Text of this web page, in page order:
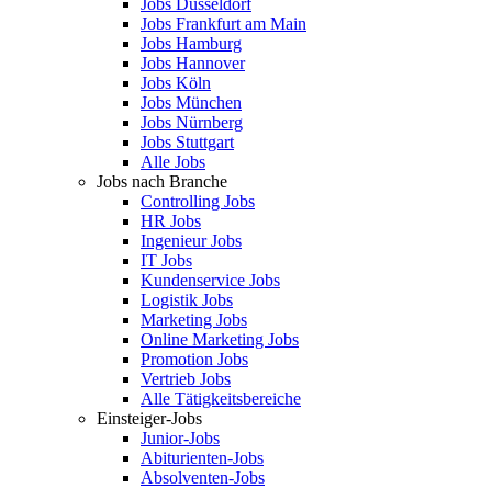
Jobs Düsseldorf
Jobs Frankfurt am Main
Jobs Hamburg
Jobs Hannover
Jobs Köln
Jobs München
Jobs Nürnberg
Jobs Stuttgart
Alle Jobs
Jobs nach Branche
Controlling Jobs
HR Jobs
Ingenieur Jobs
IT Jobs
Kundenservice Jobs
Logistik Jobs
Marketing Jobs
Online Marketing Jobs
Promotion Jobs
Vertrieb Jobs
Alle Tätigkeitsbereiche
Einsteiger-Jobs
Junior-Jobs
Abiturienten-Jobs
Absolventen-Jobs